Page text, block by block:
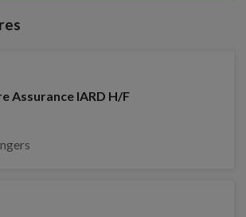
Assurance IARD H/F